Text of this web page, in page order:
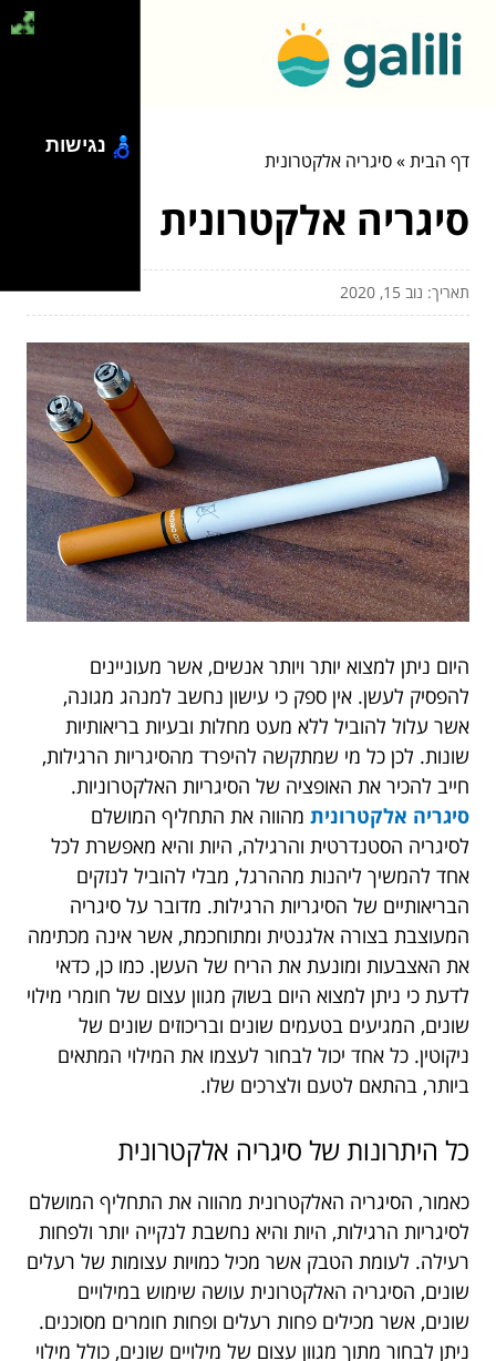
דף הבית»סיגריה אלקטרונית
סיגריה אלקטרונית
תאריך: נוב 15, 2020
היום ניתן למצוא יותר ויותר אנשים, אשר מעוניינים
להפסיק לעשן. אין ספק כי עישון נחשב למנהג מגונה,
אשר עלול להוביל ללא מעט מחלות ובעיות בריאותיות
שונות. לכן כל מי שמתקשה להיפרד מהסיגריות הרגילות,
חייב להכיר את האופציה של הסיגריות האלקטרוניות.
סיגריה אלקטרונית מהווה את התחליף המושלם
לסיגריה הסטנדרטית והרגילה, היות והיא מאפשרת לכל
אחד להמשיך ליהנות מההרגל, מבלי להוביל לנזקים
הבריאותיים של הסיגריות הרגילות. מדובר על סיגריה
המעוצבת בצורה אלגנטית ומתוחכמת, אשר אינה מכתימה
את האצבעות ומונעת את הריח של העשן. כמו כן, כדאי
לדעת כי ניתן למצוא היום בשוק מגוון עצום של חומרי מילוי
שונים, המגיעים בטעמים שונים ובריכוזים שונים של
ניקוטין. כל אחד יכול לבחור לעצמו את המילוי המתאים
ביותר, בהתאם לטעם ולצרכים שלו.
כל היתרונות של סיגריה אלקטרונית
כאמור, הסיגריה האלקטרונית מהווה את התחליף המושלם
לסיגריות הרגילות, היות והיא נחשבת לנקייה יותר ולפחות
רעילה. לעומת הטבק אשר מכיל כמויות עצומות של רעלים
שונים, הסיגריה האלקטרונית עושה שימוש במילויים
שונים, אשר מכילים פחות רעלים ופחות חומרים מסוכנים.
ניתן לבחור מתוך מגוון עצום של מילויים שונים, כולל מילוי
נגישות